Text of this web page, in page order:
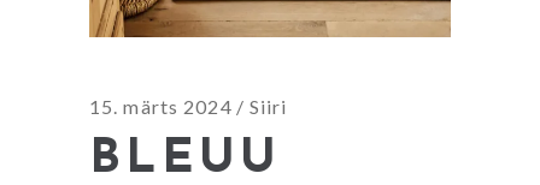
15. märts 2024 Siiri
BLEUU